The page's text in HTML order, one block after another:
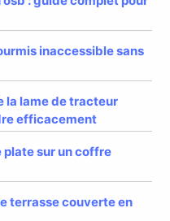
inaccessible sans
la lame de tracteur
efficacement
plate sur un coffre
terrasse couverte en